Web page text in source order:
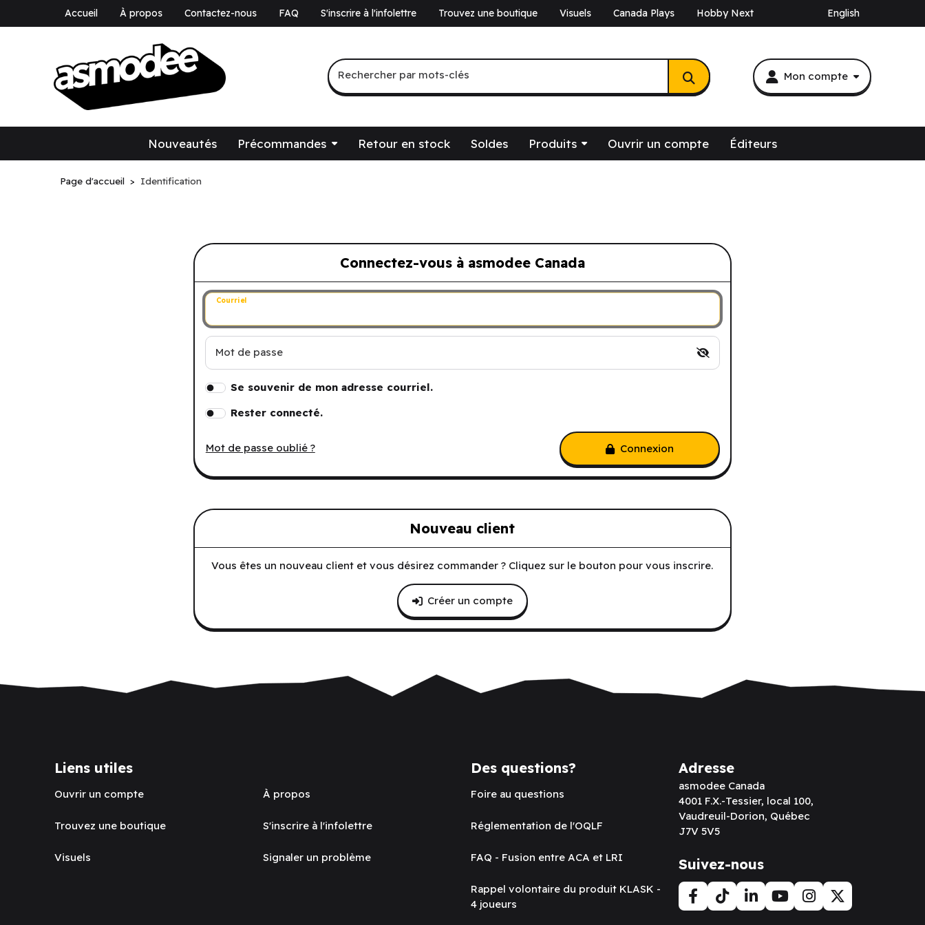
Accueil À propos Contactez-nous FAQ S'inscrire à l'infolettre Trouvez une boutique Visuels Canada Plays Hobby Next English
Mon compte
Recherche par mots-clés
Rechercher par mots-clés
Nouveautés Précommandes Retour en stock Soldes Produits Ouvrir un compte Éditeurs
Page d'accueil Identification
Connectez-vous à asmodee Canada
Connectez-vous à asmodee Canada
Courriel
Mot de passe
Se souvenir de mon adresse courriel.
Rester connecté.
Mot de passe oublié ? Connexion
Nouveau client
Vous êtes un nouveau client et vous désirez commander ? Cliquez sur le bouton pour vous inscrire.
Créer un compte
Liens utiles
Ouvrir un compte
Trouvez une boutique
Visuels
À propos
S'inscrire à l'infolettre
Signaler un problème
Des questions?
Foire au questions
Réglementation de l'OQLF
FAQ - Fusion entre ACA et LRI
Rappel volontaire du produit KLASK -
4 joueurs
Adresse
asmodee Canada
4001 F.X.-Tessier, local 100,
Vaudreuil-Dorion, Québec
J7V 5V5
Suivez-nous